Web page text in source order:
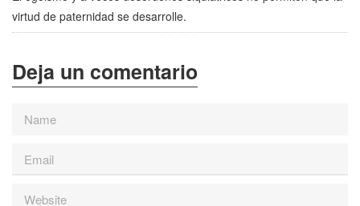
virtud de paternidad se desarrolle.